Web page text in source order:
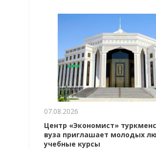
07.08.2026
Центр «Экономист»
вуза приглашает молодых
учебные курсы